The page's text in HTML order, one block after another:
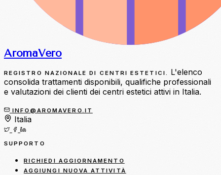
AromaVero
REGISTRO NAZIONALE DI CENTRI ESTETICI.
L'elenco
consolida trattamenti disponibili, qualifiche professionali
e valutazioni dei clienti dei centri estetici attivi in Italia.
INFO@AROMAVERO.IT
Italia
SUPPORTO
RICHIEDI AGGIORNAMENTO
AGGIUNGI NUOVA ATTIVITÀ